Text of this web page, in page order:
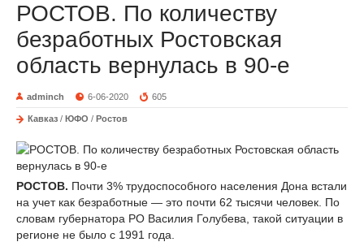
РОСТОВ. По количеству
безработных Ростовская
область вернулась в 90-е
adminch 6-06-2020 605
Кавказ / ЮФО / Ростов
РОСТОВ. Почти 3% трудоспособного населения Дона встали
на учет как безработные — это почти 62 тысячи человек. По
словам губернатора РО Василия Голубева, такой ситуации в
регионе не было с 1991 года.